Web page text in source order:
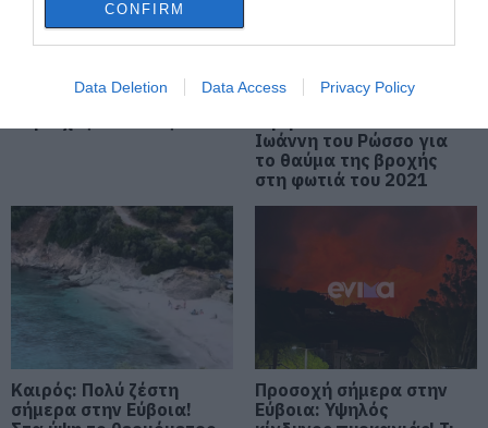
CONFIRM
Data Deletion Data Access Privacy Policy
Εύβοια: Ηχηρό μήνυμα πέντε
χρόνια μετά τη μεγάλη
καταστροφή του 2021
07.08.2026 | 22:00
Νέο τροχαίο με υλικές ζημιές
Εύβοια: Γυναίκα έπεσε θύμα
διαδικτυακής απάτης – Πλήρωσε
για τρακτέρ που δεν παρέλαβε
Τραγωδία στην Εύβοια: Άνδρας
ανασύρθηκε χωρίς τις αισθήσεις
του από τη θάλασσα
Εύβοια: Διακοπή
ρεύματος αύριο πολλές
Συγκίνηση και βαθιά
πίστη στην Εύβοια!
Ιωάννη του Ρώσσο για
το θαύμα της βροχής
στη φωτιά του 2021
Καιρός: Πολύ ζέστη
σήμερα στην Εύβοια!
Προσοχή σήμερα στην
Εύβοια: Υψηλός